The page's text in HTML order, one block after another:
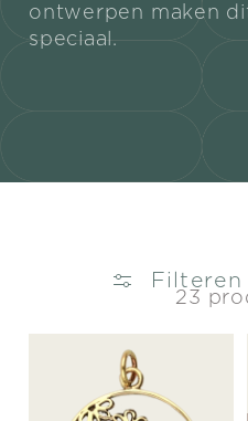
c
ontwerpen maken
speciaal.
Filteren
23